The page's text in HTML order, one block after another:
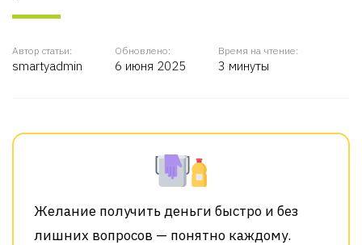
Автор статьи:
smartyadmin
Обновлено:
6 июня 2025
Время на чтение:
3 минуты
Желание получить деньги быстро и без
лишних вопросов — понятно каждому.